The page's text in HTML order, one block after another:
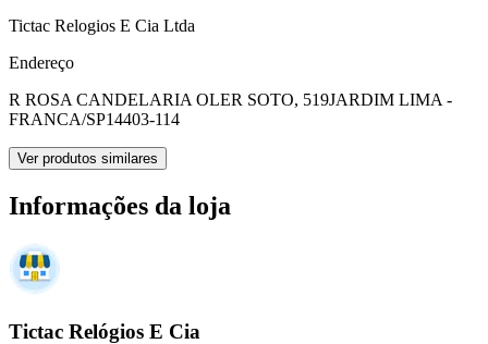
Tictac Relogios E Cia Ltda
Endereço
R ROSA CANDELARIA OLER SOTO, 519JARDIM LIMA -
FRANCA/SP14403-114
Ver produtos similares
Informações da loja
Tictac Relógios E Cia